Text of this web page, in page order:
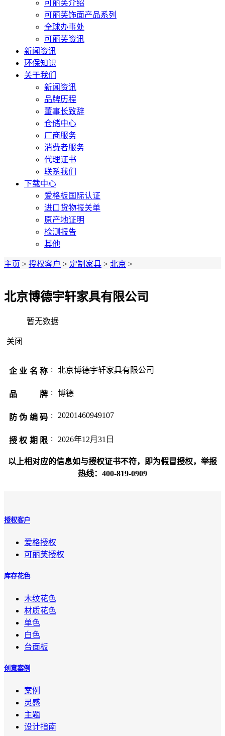
可丽芙介绍
可丽芙饰面产品系列
全球办事处
可丽芙资讯
新闻资讯
环保知识
关于我们
新闻资讯
品牌历程
董事长致辞
仓储中心
厂商服务
消费者服务
代理证书
联系我们
下载中心
爱格板国际认证
进口货物报关单
原产地证明
检测报告
其他
主页 > 授权客户 > 定制家具 > 北京 >
北京博德宇轩家具有限公司
暂无数据
关闭
企业名称 : 北京博德宇轩家具有限公司
品 牌 : 博德
防伪编码 : 20201460949107
授权期限 : 2026年12月31日
以上相对应的信息如与授权证书不符，即为假冒授权，举报
热线：400-819-0909
授权客户
爱格授权
可丽芙授权
库存花色
木纹花色
材质花色
单色
白色
台面板
创意案例
案例
灵感
主题
设计指南